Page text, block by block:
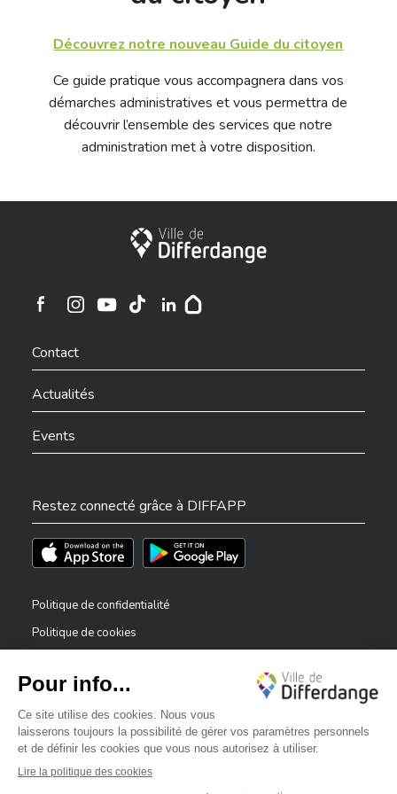
Découvrez notre nouveau Guide du citoyen
Ce guide pratique vous accompagnera dans vos
démarches administratives et vous permettra de
découvrir l’ensemble des services que notre
administration met à votre disposition.
Ville de Differdange
Ville de Differdange sur Instagram
Contact
Actualités
Events
Restez connecté grâce à DIFFAPP
Téléchargez l'app sur l'App StoreTéléchargez l'app sur Play Store
Politique de confidentialité
Politique de cookies
Déclaration d’accessibilité
Dispositif de signalement — lanceurs d’alerte
✕
Bonjour, comment puis-je vous aider ?